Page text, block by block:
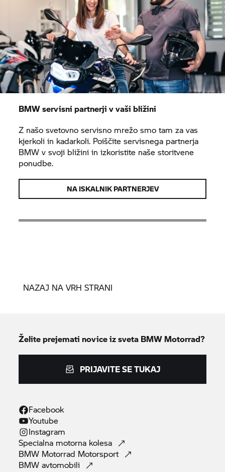
BMW servisni partnerji v vaši bližini
Z našo svetovno servisno mrežo smo tam za vas
kjerkoli in kadarkoli. Poiščite servisnega partnerja
BMW v svoji bližini in izkoristite naše storitvene
ponudbe.
NA ISKALNIK PARTNERJEV
NAZAJ NA VRH STRANI
Želite prejemati novice iz sveta BMW Motorrad?
PRIJAVITE SE TUKAJ
Facebook
Youtube
Instagram
Specialna motorna kolesa
BMW Motorrad Motorsport
BMWavtomobili